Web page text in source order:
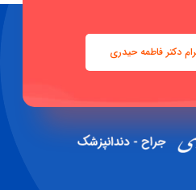
دکتر فاطمه حیدری